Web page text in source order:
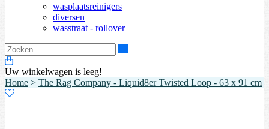
wasplaatsreinigers
diversen
wasstraat - rollover
Uw winkelwagen is leeg!
Home > The Rag Company - Liquid8er Twisted Loop - 63 x 91 cm